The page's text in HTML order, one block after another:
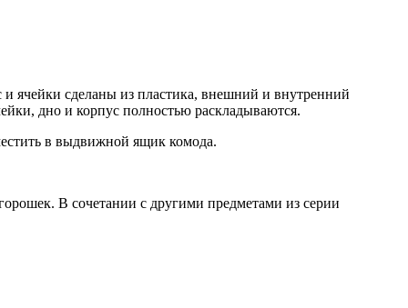
ячейки сделаны из пластика, внешний и внутренний
дно и корпус полностью раскладываются.
в выдвижной ящик комода.
В сочетании с другими предметами из серии